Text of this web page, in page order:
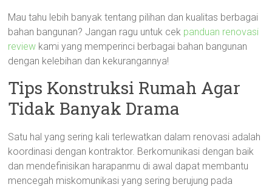
Mau tahu lebih banyak tentang pilihan dan kualitas berbagai
bahan bangunan? Jangan ragu untuk cek panduan renovasi
review kami yang memperinci berbagai bahan bangunan
dengan kelebihan dan kekurangannya!
Tips Konstruksi Rumah Agar
Tidak Banyak Drama
Satu hal yang sering kali terlewatkan dalam renovasi adalah
koordinasi dengan kontraktor. Berkomunikasi dengan baik
dan mendefinisikan harapanmu di awal dapat membantu
mencegah miskomunikasi yang sering berujung pada